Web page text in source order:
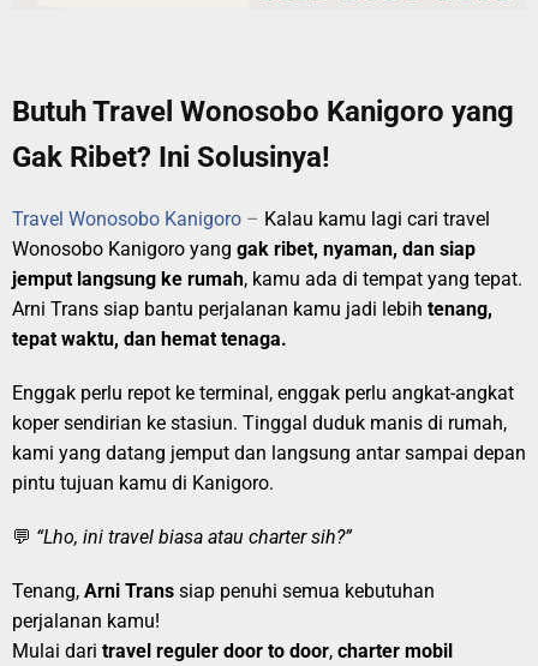
Butuh Travel Wonosobo Kanigoro yang
Gak Ribet? Ini Solusinya!
Travel Wonosobo Kanigoro – Kalau kamu lagi cari travel
Wonosobo Kanigoro yang gak ribet, nyaman, dan siap
jemput langsung ke rumah, kamu ada di tempat yang tepat.
Arni Trans siap bantu perjalanan kamu jadi lebih tenang,
tepat waktu, dan hemat tenaga.
Enggak perlu repot ke terminal, enggak perlu angkat-angkat
koper sendirian ke stasiun. Tinggal duduk manis di rumah,
kami yang datang jemput dan langsung antar sampai depan
pintu tujuan kamu di Kanigoro.
💬 “Lho, ini travel biasa atau charter sih?”
Tenang, Arni Trans siap penuhi semua kebutuhan
perjalanan kamu!
Mulai dari travel reguler door to door, charter mobil